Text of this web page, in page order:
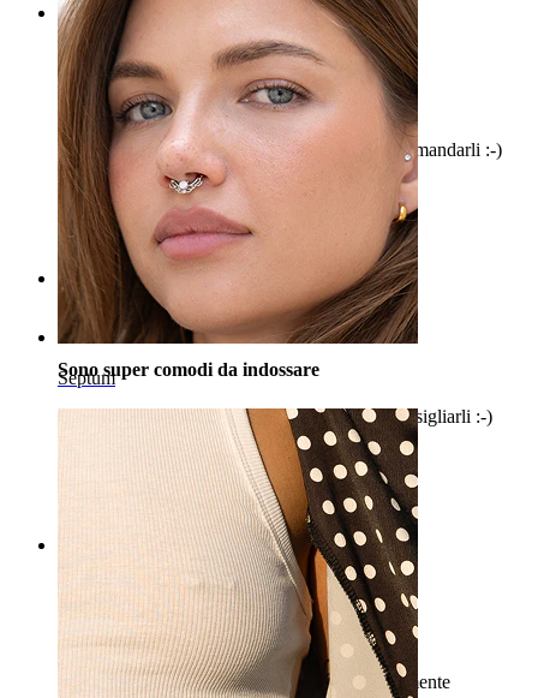
Septum
Rating
Sono molto belli da indossare alle orecchie
Sono molto deliziosi e posso sicuramente raccomandarli :-)
Rodica M Acquisto verificato
Tradotto dall'IA Mostra originale
Rating
Sono super comodi da indossare
Sono davvero buoni e posso assolutamente consigliarli :-)
Acquisto verificato
Tradotto dall'IA Mostra originale
buoni tunnel
materiale bello e comunque un prezzo relativamente